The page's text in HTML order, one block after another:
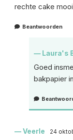
rechte cake
Beantwoorden
Laura's
Goed
bakpapier
Veerle 24